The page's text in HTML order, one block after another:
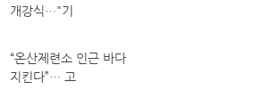
개강식…"기
“온산제련소 인근 바다
지킨다”… 고